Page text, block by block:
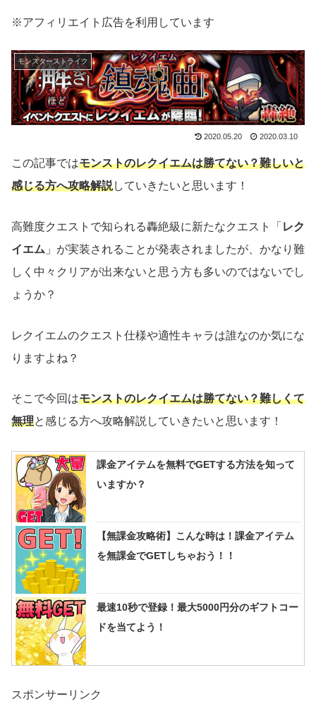
※アフィリエイト広告を利用しています
モンスターストライク
2020.05.20 2020.03.10
この記事ではモンストのレクイエムは勝てない？難しいと
感じる方へ攻略解説していきたいと思います！
高難度クエストで知られる轟絶級に新たなクエスト「 レク
イエム 」が実装されることが発表されましたが、かなり難
しく中々クリアが出来ないと思う方も多いのではないでし
ょうか？
レクイエムのクエスト仕様や適性キャラは誰なのか気にな
りますよね？
そこで今回はモンストのレクイエムは勝てない？難しくて
無理と感じる方へ攻略解説していきたいと思います！
課金アイテムを無料でGETする方法を知って
いますか？
【無課金攻略術】こんな時は！課金アイテム
を無課金でGETしちゃおう！！
最速10秒で登録！最大5000円分のギフトコー
ドを当てよう！
スポンサーリンク